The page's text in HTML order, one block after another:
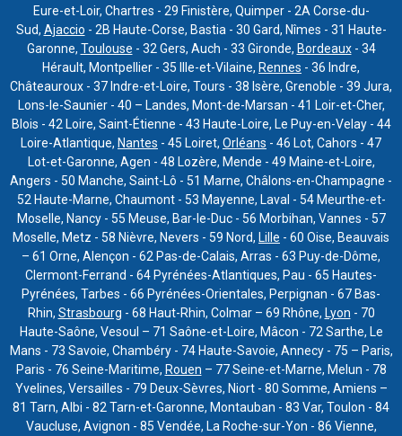
Eure-et-Loir, Chartres - 29 Finistère, Quimper - 2A Corse-du-
Sud, Ajaccio - 2B Haute-Corse, Bastia - 30 Gard, Nîmes - 31 Haute-
Garonne, Toulouse - 32 Gers, Auch - 33 Gironde, Bordeaux- 34
Hérault, Montpellier - 35 Ille-et-Vilaine, Rennes - 36 Indre,
Châteauroux - 37 Indre-et-Loire, Tours - 38 Isère, Grenoble - 39 Jura,
Lons-le-Saunier - 40 – Landes, Mont-de-Marsan - 41 Loir-et-Cher,
Blois - 42 Loire, Saint-Étienne - 43 Haute-Loire, Le Puy-en-Velay - 44
Loire-Atlantique, Nantes - 45 Loiret, Orléans - 46 Lot, Cahors - 47
Lot-et-Garonne, Agen - 48 Lozère, Mende - 49 Maine-et-Loire,
Angers - 50 Manche, Saint-Lô - 51 Marne, Châlons-en-Champagne -
52 Haute-Marne, Chaumont - 53 Mayenne, Laval - 54 Meurthe-et-
Moselle, Nancy - 55 Meuse, Bar-le-Duc - 56 Morbihan, Vannes - 57
Moselle, Metz - 58 Nièvre, Nevers - 59 Nord, Lille - 60 Oise, Beauvais
– 61 Orne, Alençon - 62 Pas-de-Calais, Arras - 63 Puy-de-Dôme,
Clermont-Ferrand - 64 Pyrénées-Atlantiques, Pau - 65 Hautes-
Pyrénées, Tarbes - 66 Pyrénées-Orientales, Perpignan - 67 Bas-
Rhin, Strasbourg - 68 Haut-Rhin, Colmar – 69 Rhône, Lyon - 70
Haute-Saône, Vesoul – 71 Saône-et-Loire, Mâcon - 72 Sarthe, Le
Mans - 73 Savoie, Chambéry - 74 Haute-Savoie, Annecy - 75 – Paris,
Paris - 76 Seine-Maritime, Rouen – 77 Seine-et-Marne, Melun - 78
Yvelines, Versailles - 79 Deux-Sèvres, Niort - 80 Somme, Amiens –
81 Tarn, Albi - 82 Tarn-et-Garonne, Montauban - 83 Var, Toulon - 84
Vaucluse, Avignon - 85 Vendée, La Roche-sur-Yon - 86 Vienne,